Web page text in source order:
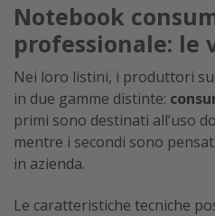
Notebook
professionale: le
Nei loro listini, i produttori
in due gamme distinte:
primi sono destinati all’uso
mentre i secondi sono
in azienda.
Le caratteristiche tecniche